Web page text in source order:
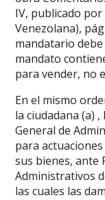
IV, publicado por
Venezolana),
mandatario
mandato
para vender, no
En el mismo
la ciudadana (a)
General de
para
sus bienes, ante
Administrativos
las cuales las